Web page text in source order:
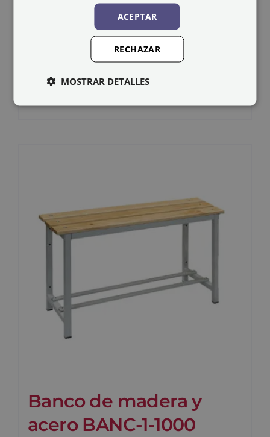
Banco fenólico BANC-1-
2000 FEN
Banco de madera y
acero BANC-1-1000
ACEPTAR
RECHAZAR
MOSTRAR DETALLES